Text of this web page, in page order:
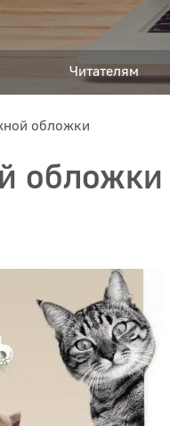
Читателям
обложки
обложки